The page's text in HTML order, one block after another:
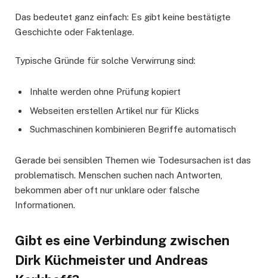
Das bedeutet ganz einfach: Es gibt keine bestätigte
Geschichte oder Faktenlage.
Typische Gründe für solche Verwirrung sind:
Inhalte werden ohne Prüfung kopiert
Webseiten erstellen Artikel nur für Klicks
Suchmaschinen kombinieren Begriffe automatisch
Gerade bei sensiblen Themen wie Todesursachen ist das
problematisch. Menschen suchen nach Antworten,
bekommen aber oft nur unklare oder falsche
Informationen.
Gibt es eine Verbindung zwischen
Dirk Küchmeister und Andreas